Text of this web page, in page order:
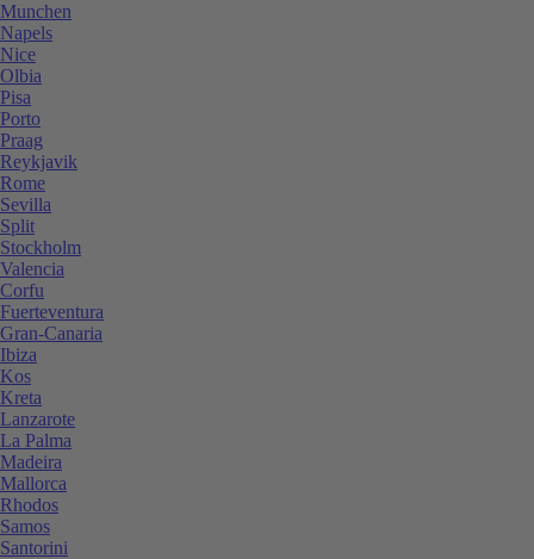
Munchen
Napels
Nice
Olbia
Pisa
Porto
Praag
Reykjavik
Rome
Sevilla
Split
Stockholm
Valencia
Corfu
Fuerteventura
Gran-Canaria
Ibiza
Kos
Kreta
Lanzarote
La Palma
Madeira
Mallorca
Rhodos
Samos
Santorini